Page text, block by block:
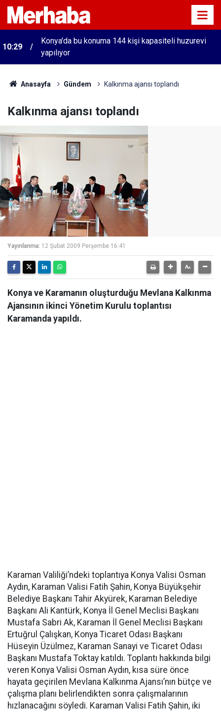
10:29
Konya'da bu konuma 144 kişi kapasiteli huzurevi
yapılıyor
Anasayfa Gündem Kalkınma ajansı toplandı
Kalkınma ajansı toplandı
Yayınlanma: 12 Şubat 2009 Perşembe 16:41
Konya ve Karamanın oluşturduğu Mevlana Kalkınma
Ajansının ikinci Yönetim Kurulu toplantısı
Karamanda yapıldı.
Karaman Valiliği’ndeki toplantıya Konya Valisi Osman
Aydın, Karaman Valisi Fatih Şahin, Konya Büyükşehir
Belediye Başkanı Tahir Akyürek, Karaman Belediye
Başkanı Ali Kantürk, Konya İl Genel Meclisi Başkanı
Mustafa Sabri Ak, Karaman İl Genel Meclisi Başkanı
Ertuğrul Çalışkan, Konya Ticaret Odası Başkanı
Hüseyin Üzülmez, Karaman Sanayi ve Ticaret Odası
Başkanı Mustafa Toktay katıldı. Toplantı hakkında bilgi
veren Konya Valisi Osman Aydın, kısa süre önce
hayata geçirilen Mevlana Kalkınma Ajansı’nın bütçe ve
çalışma planı belirlendikten sonra çalışmalarının
hızlanacağını söyledi. Karaman Valisi Fatih Şahin, iki